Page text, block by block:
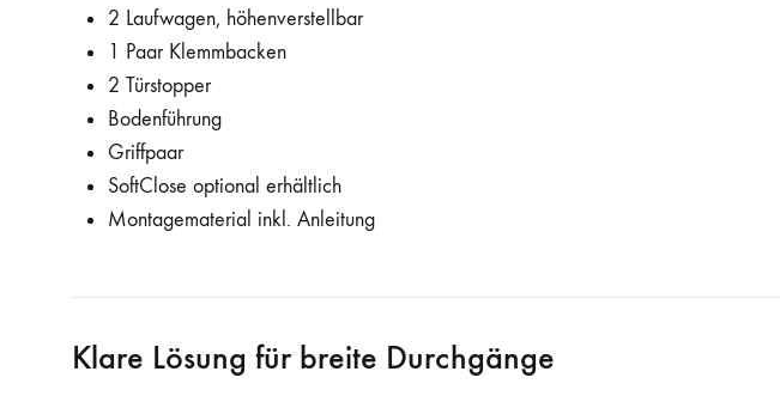
2 Laufwagen, höhenverstellbar
1 Paar Klemmbacken
2 Türstopper
Bodenführung
Griffpaar
SoftClose optional erhältlich
Montagematerial inkl. Anleitung
Klare Lösung für breite Durchgänge